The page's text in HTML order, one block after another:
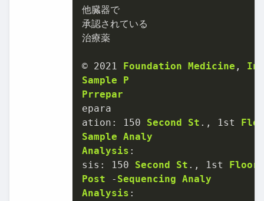
他臓器で
承認されている
治療薬
© 2021 Foundation Medicine , Inc
Sample
P
Prrepar
epara
ation:
150 Second St ., 1st
Sample Analy
Analysis :
sis:
150 Second St ., 1st Floor
Post
- Sequencing Analy
Analysis :